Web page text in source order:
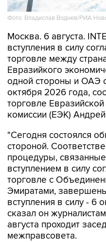
Фото: Владислав Воднев/РИА
Москва. 6 августа.
вступления в силу
торговле между
Евразийкого
одной стороны и ОАЭ
октября 2026 года,
торговле
комиссии (ЕЭК)
"Сегодня состоялся
стороной.
процедуры,
вступлением в силу
торговле с
Эмиратами,
вступления в силу - 6
сказал он
августа проходит
межправсовета.